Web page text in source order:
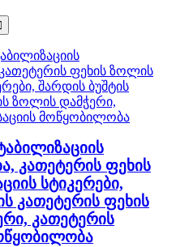
კათეტერის ფეხის
სტიკერები,
კათეტერის ფეხის
კათეტერის